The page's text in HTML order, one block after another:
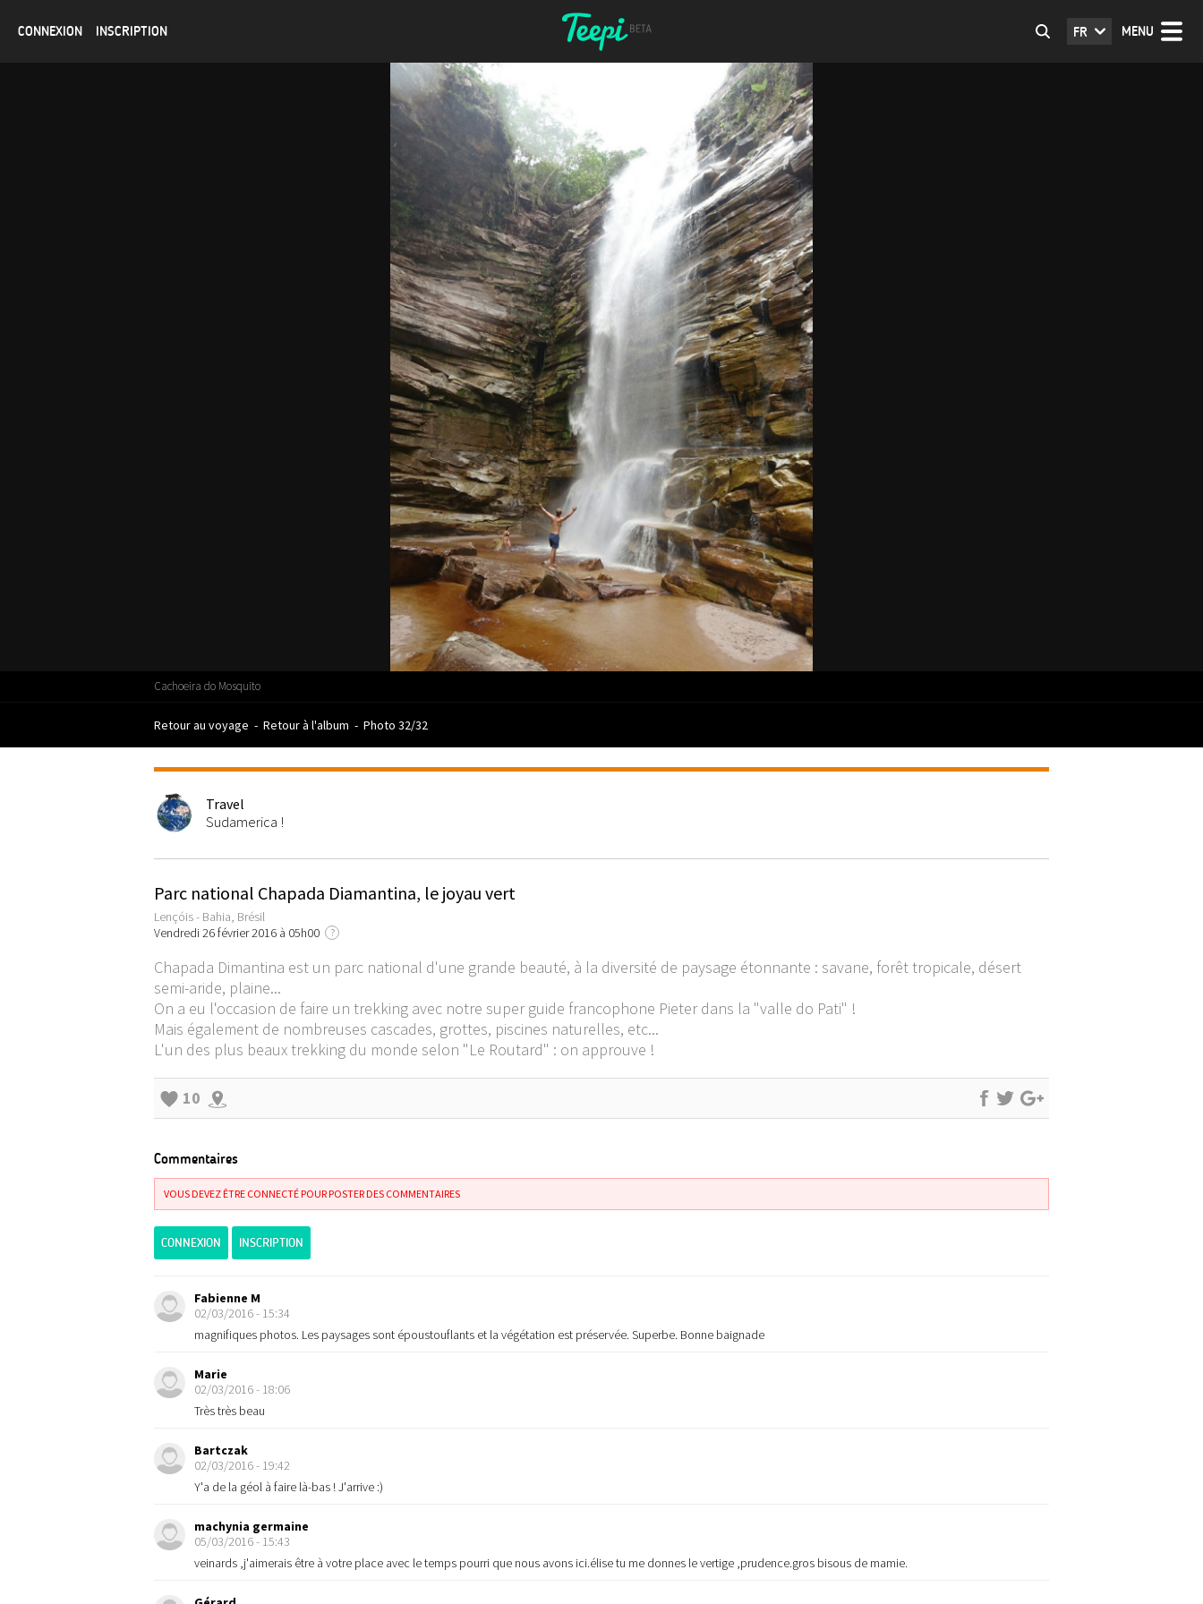
CONNEXION INSCRIPTION MENU
FR
Cachoeira do Mosquito
Retour au voyage - Retour à l'album - Photo 32/32
Travel
Sudamerica !
Parc national Chapada Diamantina, le joyau vert
Lençóis - Bahia, Brésil
Vendredi 26 février 2016 à 05h00
?
Chapada Dimantina est un parc national d'une grande beauté, à la diversité de paysage étonnante : savane, forêt tropicale, désert
semi-aride, plaine...
On a eu l'occasion de faire un trekking avec notre super guide francophone Pieter dans la "valle do Pati" !
Mais également de nombreuses cascades, grottes, piscines naturelles, etc...
L'un des plus beaux trekking du monde selon "Le Routard" : on approuve !
10
Commentaires
VOUS DEVEZ ÊTRE CONNECTÉ POUR POSTER DES COMMENTAIRES
CONNEXION INSCRIPTION
Fabienne M
02/03/2016 - 15:34
magnifiques photos. Les paysages sont époustouflants et la végétation est préservée. Superbe. Bonne baignade
Marie
02/03/2016 - 18:06
Très très beau
Bartczak
02/03/2016 - 19:42
Y'a de la géol à faire là-bas ! J'arrive :)
machynia germaine
05/03/2016 - 15:43
veinards ,j'aimerais être à votre place avec le temps pourri que nous avons ici.élise tu me donnes le vertige ,prudence.gros bisous de mamie.